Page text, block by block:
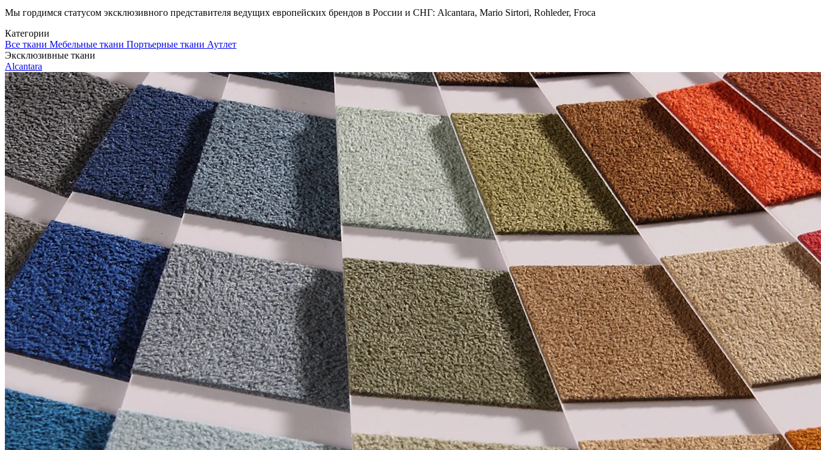
Мы гордимся статусом эксклюзивного представителя ведущих европейских брендов в России и СНГ: Alcantara, Mario Sirtori, Rohleder, Froca
Категории
Все ткани Мебельные ткани Портьерные ткани Аутлет
Эксклюзивные ткани
Alcantara